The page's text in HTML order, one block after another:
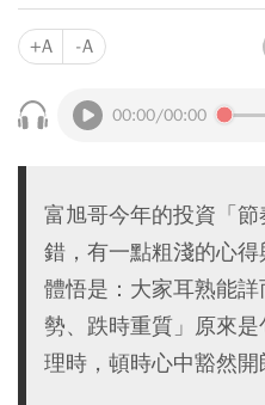
+A -A
00:00/00:00
富旭哥今年的投資「
錯，有一點粗淺的心
體悟是：大家耳熟能
勢、跌時重質」原來
理時，頓時心中豁然開